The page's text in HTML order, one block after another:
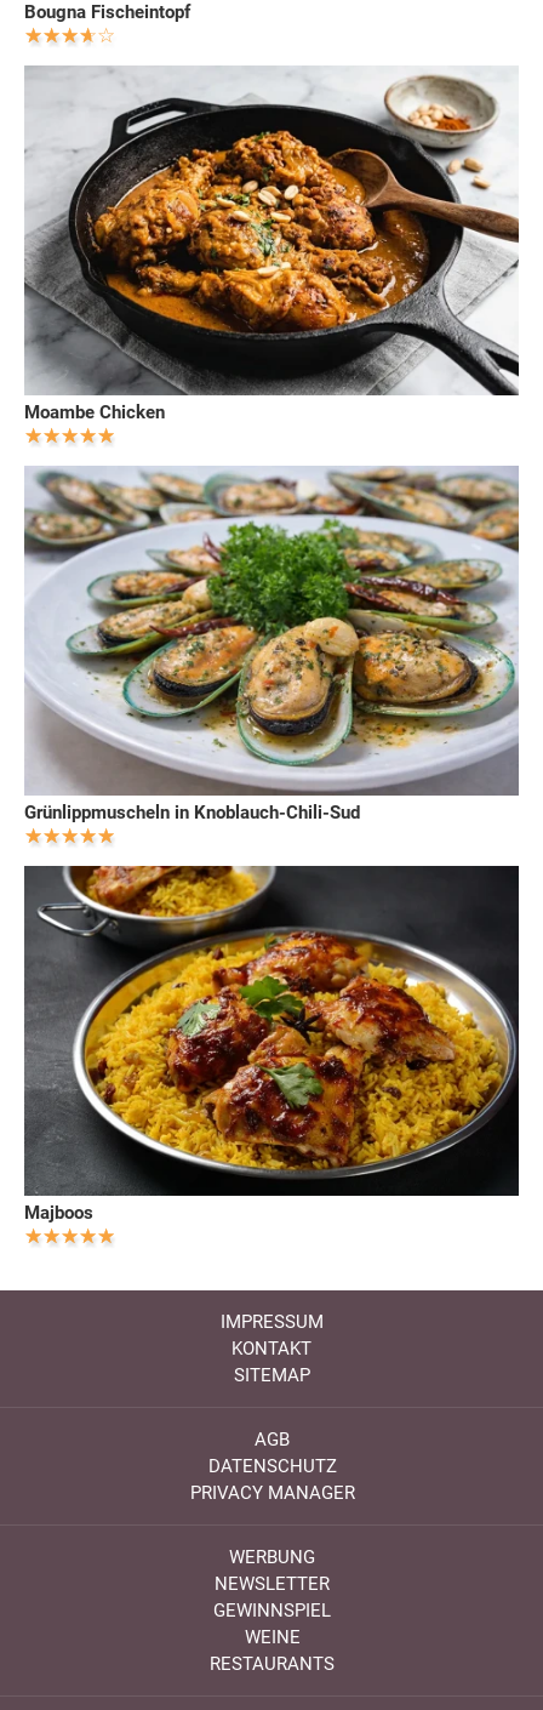
Bougna Fischeintopf
Moambe Chicken
Grünlippmuscheln in Knoblauch-Chili-Sud
Majboos
IMPRESSUM
KONTAKT
SITEMAP
AGB
DATENSCHUTZ
PRIVACY MANAGER
WERBUNG
NEWSLETTER
GEWINNSPIEL
WEINE
RESTAURANTS